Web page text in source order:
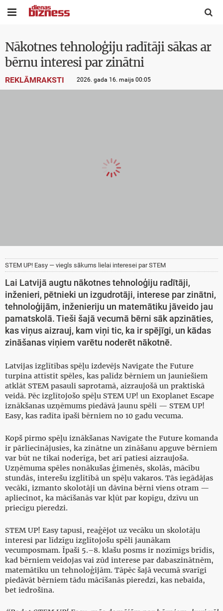
 
Nākotnes tehnoloģiju radītāji sākas ar
bērnu interesi par zinātni
REKLĀMRAKSTI 2026. gada 16. maijs 00:05
STEM UP! Easy — viegls sākums lielai interesei par STEM
Lai Latvijā augtu nākotnes tehnoloģiju radītāji,
inženieri, pētnieki un izgudrotāji, interese par zinātni,
tehnoloģijām, inženieriju un matemātiku jāveido jau
pamatskolā. Tieši šajā vecumā bērni sāk apzināties,
kas viņus aizrauj, kam viņi tic, ka ir spējīgi, un kādas
zināšanas viņiem varētu noderēt nākotnē.
Latvijas izglītības spēļu izdevējs Navigate the Future
turpina attīstīt spēles, kas palīdz bērniem un jauniešiem
atklāt STEM pasauli saprotamā, aizraujošā un praktiskā
veidā. Pēc izglītojošo spēļu STEM UP! un Exoplanet Escape
iznākšanas uzņēmums piedāvā jaunu spēli — STEM UP!
Easy, kas radīta īpaši bērniem no 10 gadu vecuma.
Kopš pirmo spēļu iznākšanas Navigate the Future komanda
ir pārliecinājusies, ka zinātne un zināšanu apguve bērniem
var būt ne tikai noderīga, bet arī patiesi aizraujoša.
Uzņēmuma spēles nonākušas ģimenēs, skolās, mācību
stundās, interešu izglītībā un spēļu vakaros. Tās iegādājas
vecāki, izmanto skolotāji un dāvina bērni viens otram —
apliecinot, ka mācīšanās var kļūt par kopīgu, dzīvu un
priecīgu pieredzi.
STEM UP! Easy tapusi, reaģējot uz vecāku un skolotāju
interesi par līdzīgu izglītojošu spēli jaunākam
vecumposmam. Īpaši 5.–8. klašu posms ir nozīmīgs brīdis,
kad bērniem veidojas vai zūd interese par dabaszinātnēm,
matemātiku un tehnoloģijām. Tāpēc šajā vecumā svarīgi
piedāvāt bērniem tādu mācīšanās pieredzi, kas nebaida,
bet iedrošina.